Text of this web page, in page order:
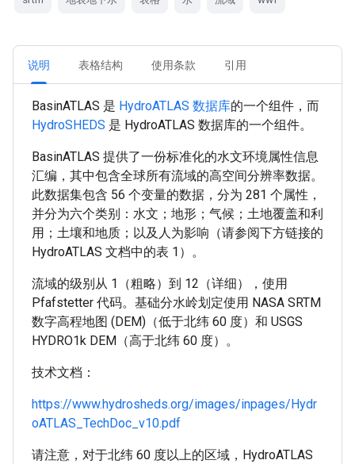
说明 表格结构 使用条款 引用
BasinATLAS 是 HydroATLAS 数据库的一个组件，而
HydroSHEDS 是 HydroATLAS 数据库的一个组件。
BasinATLAS 提供了一份标准化的水文环境属性信息
汇编，其中包含全球所有流域的高空间分辨率数据。
此数据集包含 56 个变量的数据，分为 281 个属性，
并分为六个类别：水文；地形；气候；土地覆盖和利
用；土壤和地质；以及人为影响（请参阅下方链接的
HydroATLAS 文档中的表 1）。
流域的级别从 1（粗略）到 12（详细），使用
Pfafstetter 代码。基础分水岭划定使用 NASA SRTM
数字高程地图 (DEM)（低于北纬 60 度）和 USGS
HYDRO1k DEM（高于北纬 60 度）。
技术文档：
https://www.hydrosheds.org/images/inpages/Hydr
oATLAS_TechDoc_v10.pdf
请注意，对于北纬 60 度以上的区域，HydroATLAS